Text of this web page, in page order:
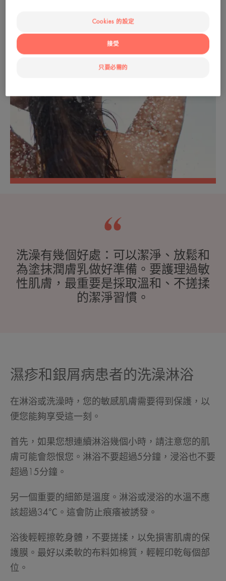
洗澡有幾個好處：可以潔淨、放鬆和
為塗抹潤膚乳做好準備。要護理過敏
性肌膚，最重要是採取溫和、不搓揉
的潔淨習慣。
濕疹和銀屑病患者的洗澡淋浴
在淋浴或洗澡時，您的敏感肌膚需要得到保護，以
便您能夠享受這一刻。
首先，如果您想連續淋浴幾個小時，請注意您的肌
膚可能會怨恨您。淋浴不要超過5分鐘，浸浴也不要
超過15分鐘。
另一個重要的細節是溫度。淋浴或浸浴的水溫不應
該超過34℃。這會防止痕癢被誘發。
浴後輕輕擦乾身體，不要搓揉，以免損害肌膚的保
護膜。最好以柔軟的布料如棉質，輕輕印乾每個部
位。
Cookies 的設定
只要必需的
接受